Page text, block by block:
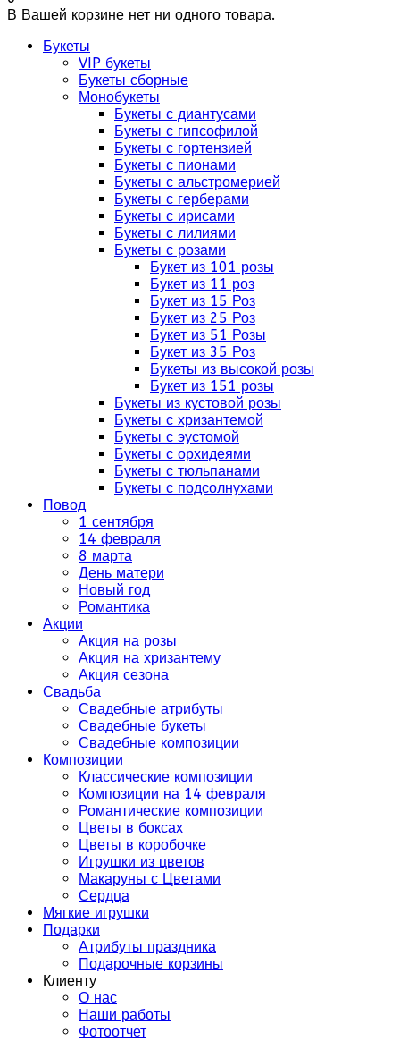
В Вашей корзине нет ни одного товара.
Букеты
VIP букеты
Букеты сборные
Монобукеты
Букеты с диантусами
Букеты с гипсофилой
Букеты с гортензией
Букеты с пионами
Букеты с альстромерией
Букеты с герберами
Букеты с ирисами
Букеты с лилиями
Букеты с розами
Букет из 101 розы
Букет из 11 роз
Букет из 15 Роз
Букет из 25 Роз
Букет из 51 Розы
Букет из 35 Роз
Букеты из высокой розы
Букет из 151 розы
Букеты из кустовой розы
Букеты с хризантемой
Букеты с эустомой
Букеты с орхидеями
Букеты с тюльпанами
Букеты с подсолнухами
Повод
1 сентября
14 февраля
8 марта
День матери
Новый год
Романтика
Акции
Акция на розы
Акция на хризантему
Акция сезона
Свадьба
Свадебные атрибуты
Свадебные букеты
Свадебные композиции
Композиции
Классические композиции
Композиции на 14 февраля
Романтические композиции
Цветы в боксах
Цветы в коробочке
Игрушки из цветов
Макаруны с Цветами
Сердца
Мягкие игрушки
Подарки
Атрибуты праздника
Подарочные корзины
Клиенту
О нас
Наши работы
Фотоотчет